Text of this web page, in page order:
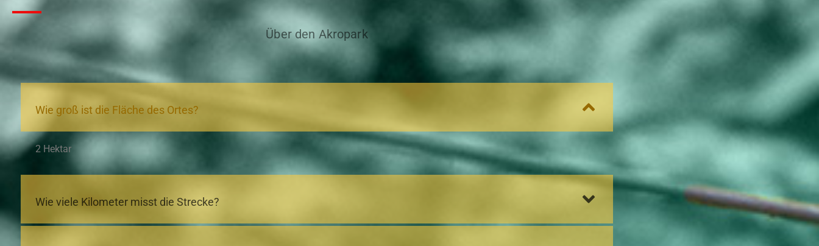
Über den Akropark
Wie groß ist die Fläche des Ortes?
2 Hektar
Wie viele Kilometer misst die Strecke?